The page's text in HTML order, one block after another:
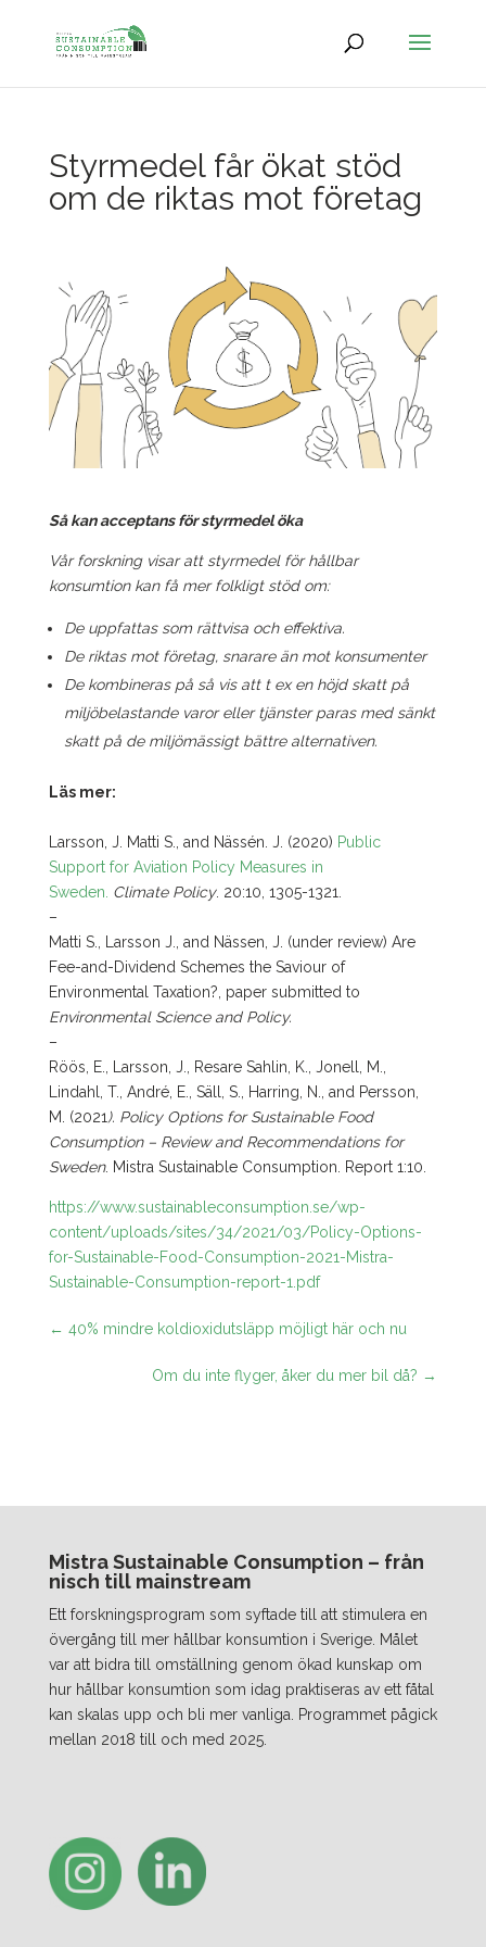
Styrmedel får ökat stöd
om de riktas mot företag
Så kan acceptans för styrmedel öka
Vår forskning visar att styrmedel för hållbar
konsumtion kan få mer folkligt stöd om:
De uppfattas som rättvisa och effektiva.
De riktas mot företag, snarare än mot konsumenter
De kombineras på så vis att t ex en höjd skatt på
miljöbelastande varor eller tjänster paras med sänkt
skatt på de miljömässigt bättre alternativen.
Läs mer:
Larsson, J. Matti S., and Nässén. J. (2020) Public
Support for Aviation Policy Measures in
Sweden. Climate Policy. 20:10, 1305-1321.
–
Matti S., Larsson J., and Nässen, J. (under review) Are
Fee-and-Dividend Schemes the Saviour of
Environmental Taxation?, paper submitted to
Environmental Science and Policy.
–
Röös, E., Larsson, J., Resare Sahlin, K., Jonell, M.,
Lindahl, T., André, E., Säll, S., Harring, N., and Persson,
M. (2021). Policy Options for Sustainable Food
Consumption – Review and Recommendations for
Sweden. Mistra Sustainable Consumption. Report 1:10.
https://www.sustainableconsumption.se/wp-
content/uploads/sites/34/2021/03/Policy-Options-
for-Sustainable-Food-Consumption-2021-Mistra-
Sustainable-Consumption-report-1.pdf
← 40% mindre koldioxidutsläpp möjligt här och nu
Om du inte flyger, åker du mer bil då? →
Mistra Sustainable Consumption – från
nisch till mainstream
Ett forskningsprogram som syftade till att stimulera en
övergång till mer hållbar konsumtion i Sverige. Målet
var att bidra till omställning genom ökad kunskap om
hur hållbar konsumtion som idag praktiseras av ett fåtal
kan skalas upp och bli mer vanliga. Programmet pågick
mellan 2018 till och med 2025.